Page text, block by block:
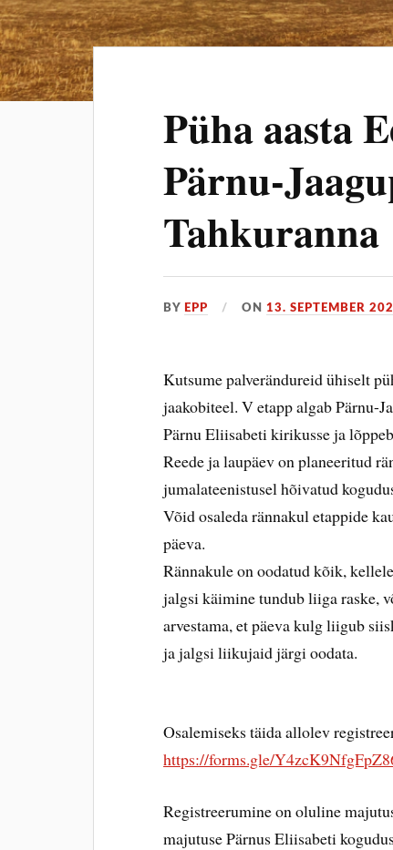
Püha aasta
Pärnu-
Tahkuranna
BY EPP ON13. SEPTEMBER
Kutsume palverändureid ühiselt
jaakobiteel. V etapp algab Pärnu-
Pärnu Eliisabeti kirikusse ja
Reede ja laupäev on planeeritud
jumalateenistusel hõivatud
Võid osaleda rännakul etappide
päeva.
Rännakule on oodatud kõik,
jalgsi käimine tundub liiga raske,
arvestama, et päeva kulg liigub
ja jalgsi liikujaid järgi oodata.
Osalemiseks täida allolev
https://forms.gle/
Registreerumine on oluline
majutuse Pärnus Eliisabeti